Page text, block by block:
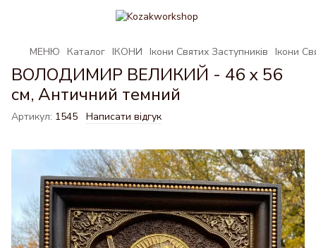
МЕНЮ Каталог ІКОНИ Ікони Святих Заступників Ікони
ВОЛОДИМИР ВЕЛИКИЙ - 46 х 56
см, Античний темний
Артикул: 1545 Написати відгук